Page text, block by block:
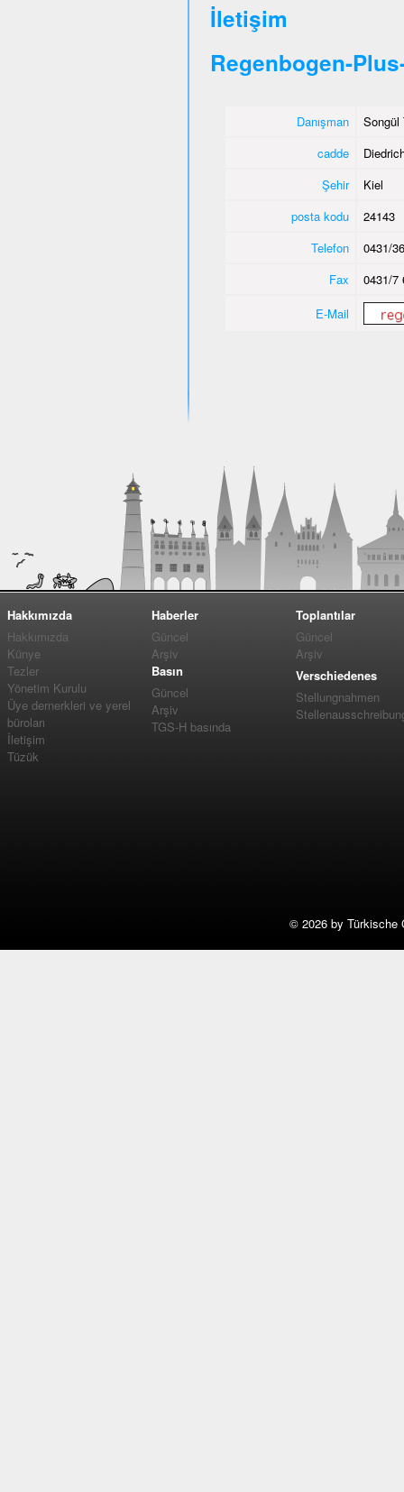
İletişim
Regenbogen-
Danışman
Songül
cadde
Şehir
Kiel
posta kodu
24143
Telefon
0431/
Fax
0431/7
E-Mail
Hakkımızda
Hakkımızda
Künye
Tezler
Yönetim Kurulu
Üye dernerkleri ve yerel
büroları
İletişim
Tüzük
Haberler
Güncel
Arşiv
Basın
Güncel
Arşiv
TGS-H basında
Toplantılar
Güncel
Arşiv
Verschiedenes
Stellungnahmen
© 2026 by Türkische